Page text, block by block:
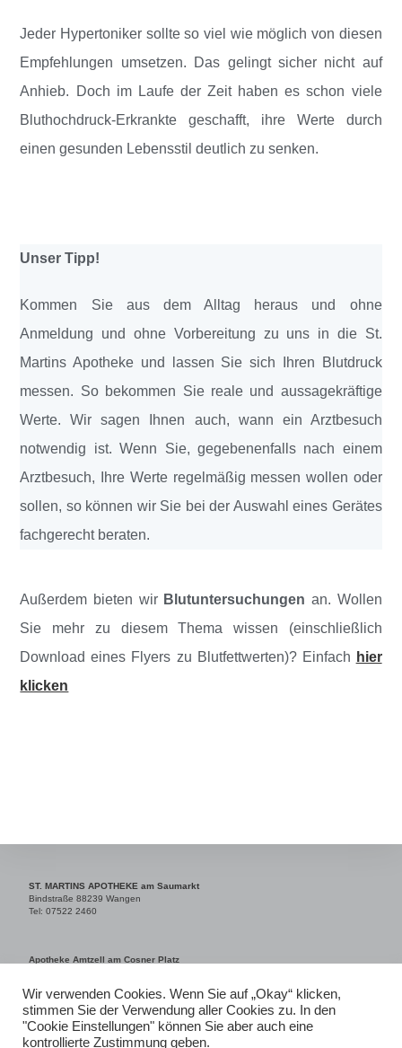
Jeder Hypertoniker sollte so viel wie möglich von diesen
Empfehlungen umsetzen. Das gelingt sicher nicht auf
Anhieb. Doch im Laufe der Zeit haben es schon viele
Bluthochdruck-Erkrankte geschafft, ihre Werte durch
einen gesunden Lebensstil deutlich zu senken.
Unser Tipp!
Kommen Sie aus dem Alltag heraus und ohne
Anmeldung und ohne Vorbereitung zu uns in die St.
Martins Apotheke und lassen Sie sich Ihren Blutdruck
messen. So bekommen Sie reale und aussagekräftige
Werte. Wir sagen Ihnen auch, wann ein Arztbesuch
notwendig ist. Wenn Sie, gegebenenfalls nach einem
Arztbesuch, Ihre Werte regelmäßig messen wollen oder
sollen, so können wir Sie bei der Auswahl eines Gerätes
fachgerecht beraten.
Außerdem bieten wir Blutuntersuchungen an. Wollen
Sie mehr zu diesem Thema wissen (einschließlich
Download eines Flyers zu Blutfettwerten)? Einfach hier
klicken
ST. MARTINS APOTHEKE am Saumarkt
Bindstraße 88239 Wangen
Tel: 07522 2460
Apotheke Amtzell am Cosner Platz
Impressum
Datenschutzrichtlinien
Wir verwenden Cookies. Wenn Sie auf „Okay“ klicken,
stimmen Sie der Verwendung aller Cookies zu. In den
"Cookie Einstellungen" können Sie aber auch eine
kontrollierte Zustimmung geben.